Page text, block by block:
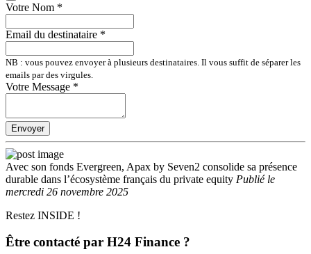
Votre Nom *
Email du destinataire *
NB : vous pouvez envoyer à plusieurs destinataires. Il vous suffit de séparer les
emails par des virgules.
Votre Message *
Envoyer
Avec son fonds Evergreen, Apax by Seven2 consolide sa présence
durable dans l’écosystème français du private equity Publiéle
mercredi 26 novembre 2025
Restez INSIDE !
Être contacté par H24 Finance ?